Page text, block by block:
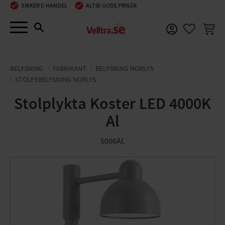
Menu
SIKKER E-HANDEL ALTID GODE PRISER
BELYSNING FABRIKANT
BELYSNING NORLYS
STOLPEBELYSNING NORLYS
Stolplykta Koster LED 4000K
Al
5006AL